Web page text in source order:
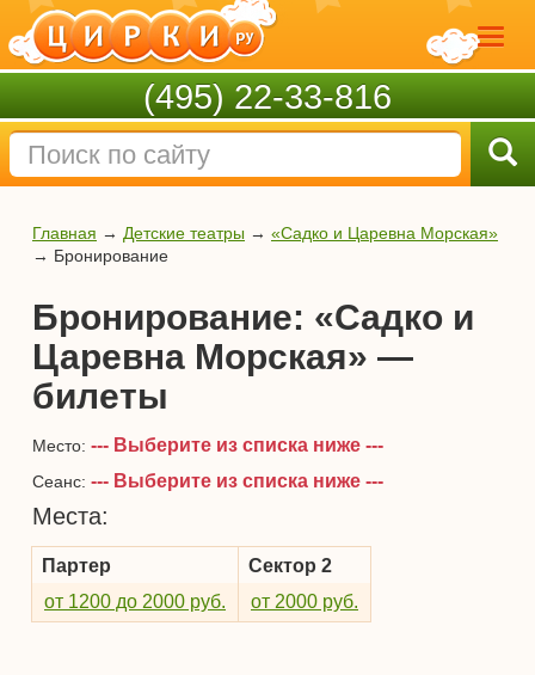
(495) 22-33-816
Главная → Детские театры → «Садко и Царевна Морская»
→ Бронирование
Бронирование: «Садко и
Царевна Морская» —
билеты
Место: --- Выберите из списка ниже ---
Сеанс: --- Выберите из списка ниже ---
Места:
Партер
от 1200 до 2000 руб.
Сектор 2
от 2000 руб.